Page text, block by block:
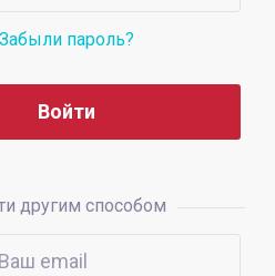
Забыли пароль?
другим способом